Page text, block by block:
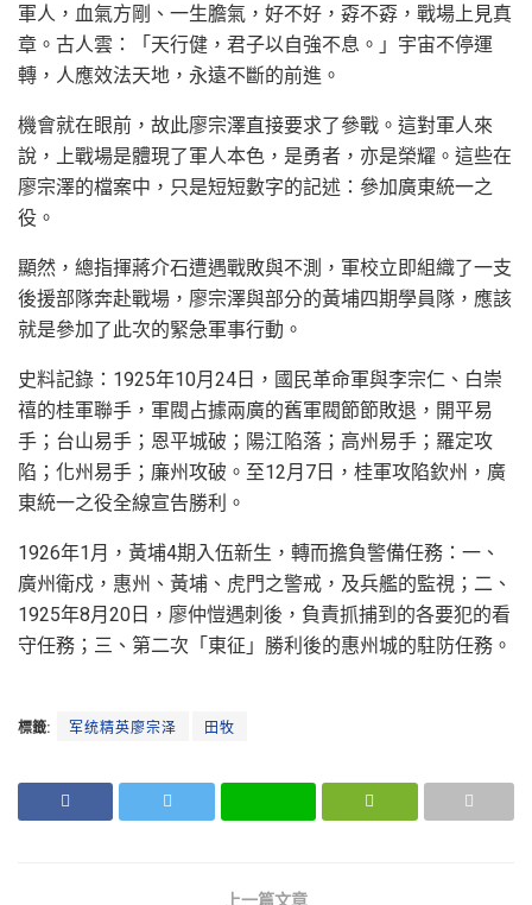
軍人，血氣方剛、一生膽氣，好不好，孬不孬，戰場上見真
章。古人雲：「天行健，君子以自強不息。」宇宙不停運
轉，人應效法天地，永遠不斷的前進。
機會就在眼前，故此廖宗澤直接要求了參戰。這對軍人來
說，上戰場是體現了軍人本色，是勇者，亦是榮耀。這些在
廖宗澤的檔案中，只是短短數字的記述：參加廣東統一之
役。
顯然，總指揮蔣介石遭遇戰敗與不測，軍校立即組織了一支
後援部隊奔赴戰場，廖宗澤與部分的黃埔四期學員隊，應該
就是參加了此次的緊急軍事行動。
史料記錄：1925年10月24日，國民革命軍與李宗仁、白崇
禧的桂軍聯手，軍閥占據兩廣的舊軍閥節節敗退，開平易
手；台山易手；恩平城破；陽江陷落；高州易手；羅定攻
陷；化州易手；廉州攻破。至12月7日，桂軍攻陷欽州，廣
東統一之役全線宣告勝利。
1926年1月，黃埔4期入伍新生，轉而擔負警備任務：一、
廣州衛戍，惠州、黃埔、虎門之警戒，及兵艦的監視；二、
1925年8月20日，廖仲愷遇刺後，負責抓捕到的各要犯的看
守任務；三、第二次「東征」勝利後的惠州城的駐防任務。
標籤: 军统精英廖宗泽 田牧
上一篇文章